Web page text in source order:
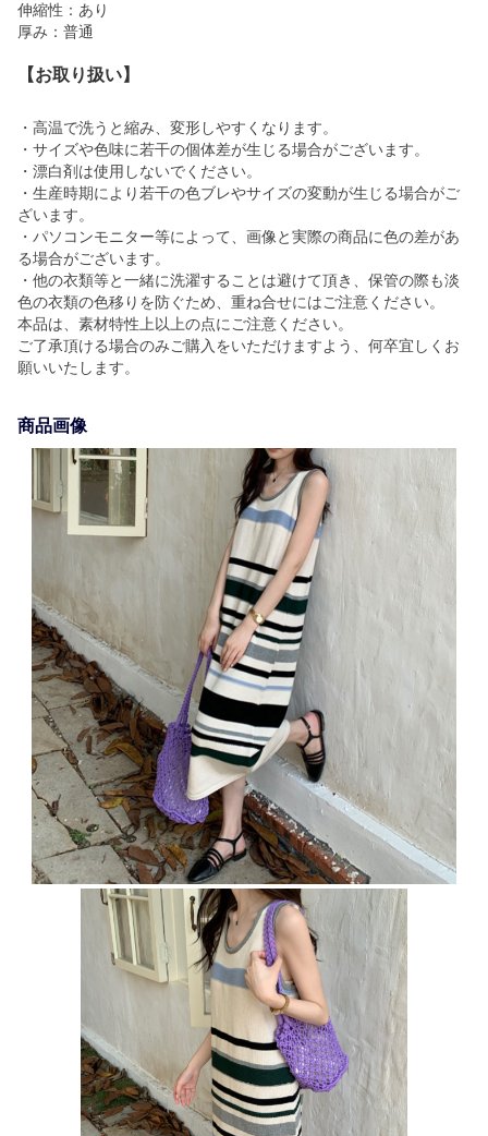
伸縮性：あり
厚み：普通
【お取り扱い】
・高温で洗うと縮み、変形しやすくなります。
・サイズや色味に若干の個体差が生じる場合がございます。
・漂白剤は使用しないでください。
・生産時期により若干の色ブレやサイズの変動が生じる場合がご
ざいます。
・パソコンモニター等によって、画像と実際の商品に色の差があ
る場合がございます。
・他の衣類等と一緒に洗濯することは避けて頂き、保管の際も淡
色の衣類の色移りを防ぐため、重ね合せにはご注意ください。
本品は、素材特性上以上の点にご注意ください。
ご了承頂ける場合のみご購入をいただけますよう、何卒宜しくお
願いいたします。
商品画像